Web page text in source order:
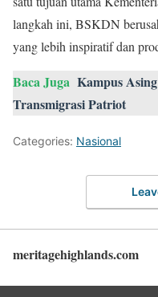
langkah ini, BSKDN
yang lebih inspiratif dan
Baca Juga Kampus
Transmigrasi Patriot
Categories: Nasional
meritagehighlands.com